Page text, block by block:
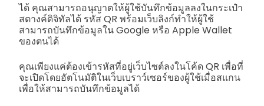
ได้ คุณสามารถอนุญาตให้ผู้ใช้บันทึกข้อมูลลงในกระเป๋า
สตางค์ดิจิทัลได้ รหัส QR พร้อมเว็บลิงก์ทำให้ผู้ใช้
สามารถบันทึกข้อมูลใน Google หรือ Apple Wallet
ของตนได้
คุณเพียงแค่ต้องเข้ารหัสที่อยู่เว็บไซต์ลงในโค้ด QR เพื่อที่
จะเปิดโดยอัตโนมัติในเว็บเบราว์เซอร์ของผู้ใช้เมื่อสแกน
เพื่อให้สามารถบันทึกข้อมูลได้